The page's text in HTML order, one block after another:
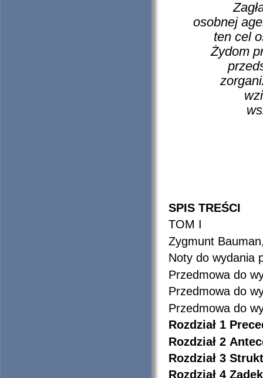
osobnej
ten cel
Żydom
SPIS TREŚCI
TOM I
Zygmunt
Noty do wydania
Przedmowa do
Przedmowa do
Przedmowa do
Rozdział 1
Rozdział 2
Rozdział 3
Rozdział 4